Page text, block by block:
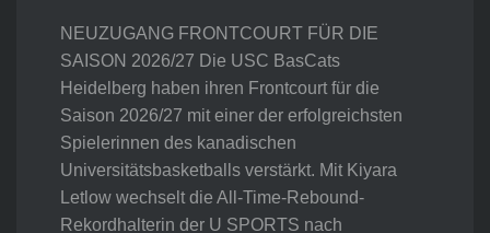
NEUZUGANG FRONTCOURT FÜR DIE
SAISON 2026/27 Die USC BasCats
Heidelberg haben ihren Frontcourt für die
Saison 2026/27 mit einer der erfolgreichsten
Spielerinnen des kanadischen
Universitätsbasketballs verstärkt. Mit Kiyara
Letlow wechselt die All-Time-Rebound-
Rekordhalterin der U SPORTS nach